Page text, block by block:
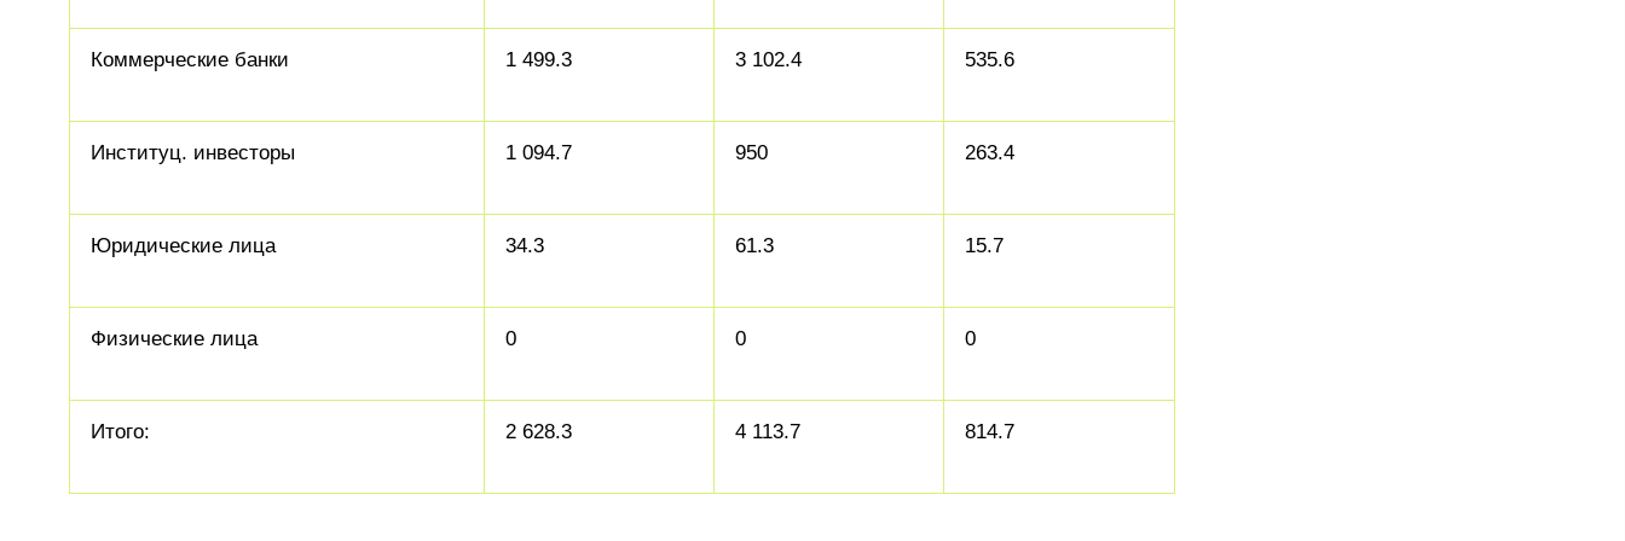
Коммерческие банки 1 499.3 3 102.4 535.6
Институц. инвесторы 1 094.7 950 263.4
Юридические лица 34.3 61.3 15.7
Физические лица 0 0 0
Итого: 2 628.3 4 113.7 814.7